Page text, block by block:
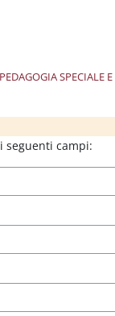
SPECIALE
seguenti campi: